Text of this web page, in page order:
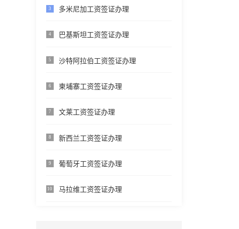
3 多米尼加工资签证办理
4 巴基斯坦工资签证办理
5 沙特阿拉伯工资签证办理
6 柬埔寨工资签证办理
7 文莱工资签证办理
8 新西兰工资签证办理
9 葡萄牙工资签证办理
10 马拉维工资签证办理